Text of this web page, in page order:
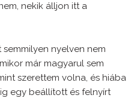
nekik álljon itt a
nyelven nem
már magyarul sem
szerettem volna, és hiába
egy beállított és felnyírt